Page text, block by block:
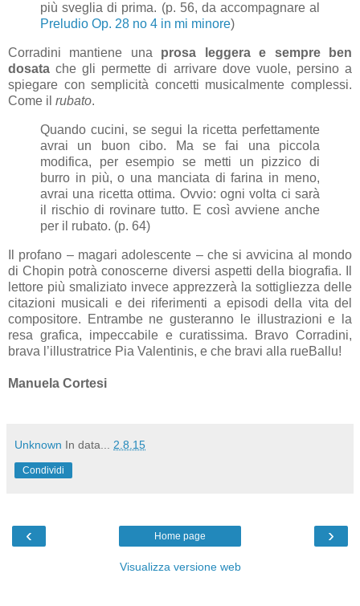
più sveglia di prima. (p. 56, da accompagnare al
Preludio Op. 28 no 4 in mi minore)
Corradini mantiene una prosa leggera e sempre ben
dosata che gli permette di arrivare dove vuole, persino a
spiegare con semplicità concetti musicalmente complessi.
Come il rubato.
Quando cucini, se segui la ricetta perfettamente
avrai un buon cibo. Ma se fai una piccola
modifica, per esempio se metti un pizzico di
burro in più, o una manciata di farina in meno,
avrai una ricetta ottima. Ovvio: ogni volta ci sarà
il rischio di rovinare tutto. E così avviene anche
per il rubato. (p. 64)
Il profano – magari adolescente – che si avvicina al mondo
di Chopin potrà conoscerne diversi aspetti della biografia. Il
lettore più smaliziato invece apprezzerà la sottigliezza delle
citazioni musicali e dei riferimenti a episodi della vita del
compositore. Entrambe ne gusteranno le illustrazioni e la
resa grafica, impeccabile e curatissima. Bravo Corradini,
brava l’illustratrice Pia Valentinis, e che bravi alla rueBallu!
Manuela Cortesi
Unknown In data... 2.8.15
Condividi
‹ ›
Home page
Visualizza versione web